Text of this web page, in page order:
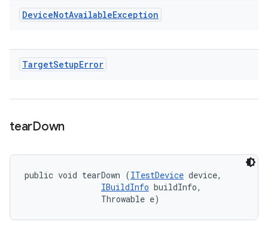
DeviceNotAvailableException
TargetSetupError
tearDown
public void tearDown (ITestDevice device,
IBuildInfo buildInfo,
                Throwable e)